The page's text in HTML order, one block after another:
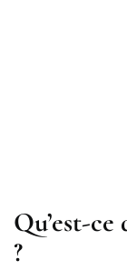
Qu’est-
?